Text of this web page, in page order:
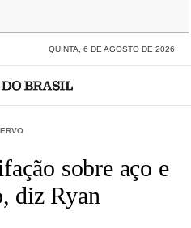
QUINTA, 6 DE AGOSTO DE 2026
sobre aço e
diz Ryan